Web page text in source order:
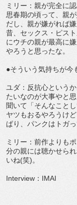
ミリー：親が完全に
思春期の頃って、親
だし、親が嫌がれば
昔、セックス・ピス
にウチの親が最高に
やろうと思ったな。
●そういう気持ちが今
ユダ：反抗心という
たいなのが大事やと
聞いて「そんなこと
ヤツもおるやろうけ
ぱり、パンクはトガっ
ミリー：前作よりも
分の親には聴かせら
いね(笑)。
Interview：IMAI